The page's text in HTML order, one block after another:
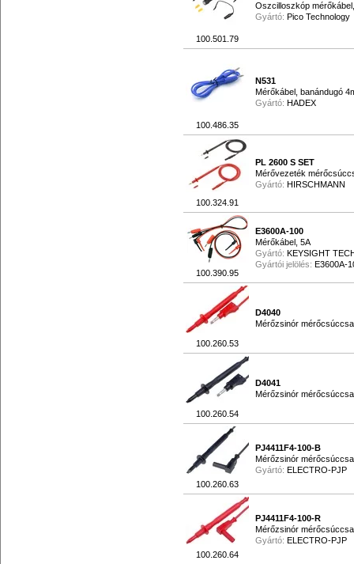
100.501.79
Oszcilloszkóp
Gyártó: Pico Technology
100.486.35
N531
Mérőkábel, banándugó
Gyártó: HADEX
100.324.91
PL 2600 S SET
Mérővezeték
Gyártó: HIRSCHMANN
100.390.95
E3600A-100
Mérőkábel, 5A
Gyártó: KEYSIGHT
Gyártói jelölés: E3600A-
100.260.53
D4040
Mérőzsinór
100.260.54
D4041
Mérőzsinór
100.260.63
PJ4411F4-100-B
Mérőzsinór
Gyártó: ELECTRO-PJP
100.260.64
PJ4411F4-100-R
Mérőzsinór
Gyártó: ELECTRO-PJP